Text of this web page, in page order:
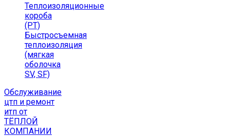
Теплоизоляционные
короба
(РТ)
Быстросъемная
теплоизоляция
(мягкая
оболочка
SV, SF)
Обслуживание
цтп и ремонт
итп от
ТЁПЛОЙ
КОМПАНИИ